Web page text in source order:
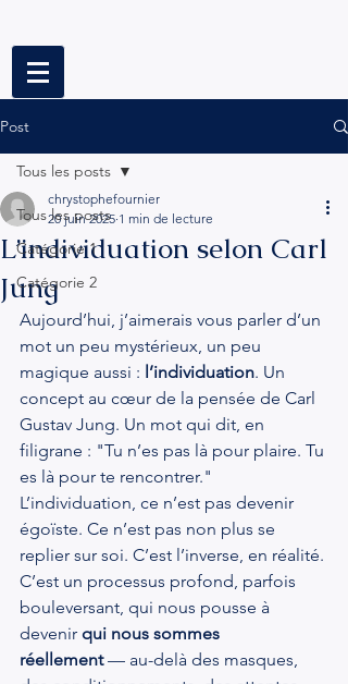
Post
Tous les posts
Catégorie 1
Catégorie 2
Tous les posts
L’individuation selon Carl
Jung
chrystophefournier
20 juin 2025 1 min de lecture
Aujourd’hui, j’aimerais vous parler d’un
mot un peu mystérieux, un peu
magique aussi : l’individuation. Un
concept au cœur de la pensée de Carl
Gustav Jung. Un mot qui dit, en
filigrane : "Tu n’es pas là pour plaire. Tu
es là pour te rencontrer."
L’individuation, ce n’est pas devenir
égoïste. Ce n’est pas non plus se
replier sur soi. C’est l’inverse, en réalité.
C’est un processus profond, parfois
bouleversant, qui nous pousse à
devenir qui nous sommes
réellement — au-delà des masques,